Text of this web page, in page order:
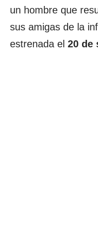
un hombre que
sus amigas de la
estrenada el 20 de